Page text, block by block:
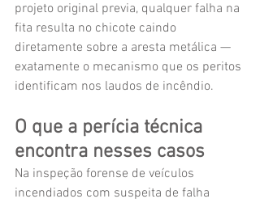
projeto original previa, qualquer falha na
fita resulta no chicote caindo
diretamente sobre a aresta metálica —
exatamente o mecanismo que os peritos
identificam nos laudos de incêndio.
O que a perícia técnica
encontra nesses casos
Na inspeção forense de veículos
incendiados com suspeita de falha